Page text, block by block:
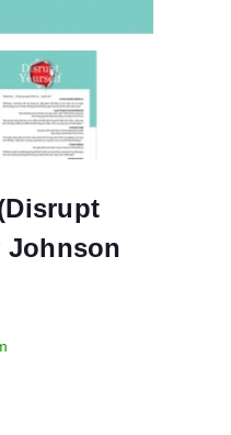
Johnson